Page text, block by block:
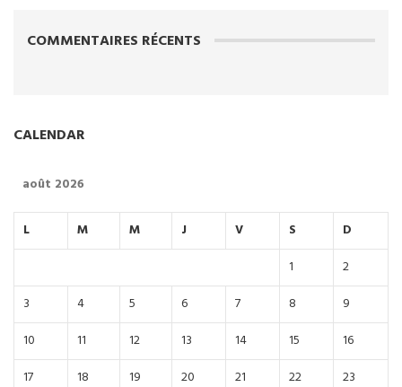
COMMENTAIRES RÉCENTS
CALENDAR
août 2026
L M M J V S
D
1
2
3
4 5 6 7 8
9
10
11 12 13 14 15
16
17
18 19 20 21 22
23